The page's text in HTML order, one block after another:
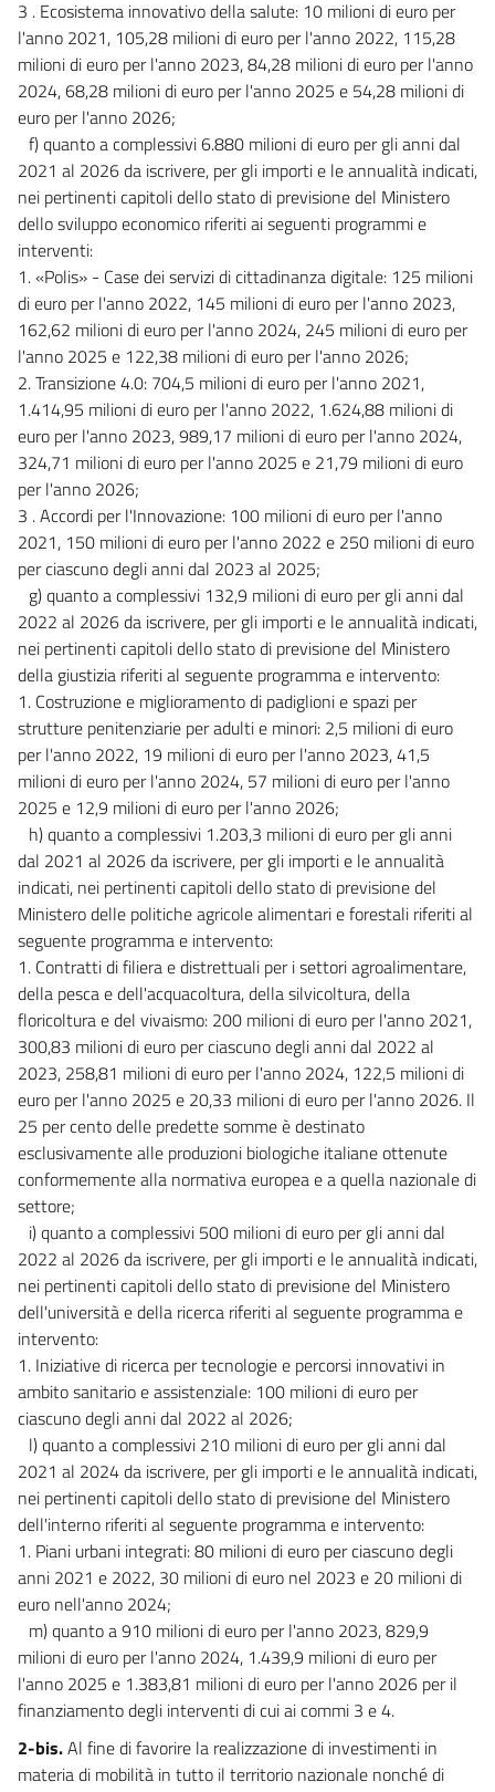
3 . Ecosistema innovativo della salute: 10 milioni di euro per
l'anno 2021, 105,28 milioni di euro per l'anno 2022, 115,28
milioni di euro per l'anno 2023, 84,28 milioni di euro per l'anno
2024, 68,28 milioni di euro per l'anno 2025 e 54,28 milioni di
euro per l'anno 2026;
f) quanto a complessivi 6.880 milioni di euro per gli anni dal
2021 al 2026 da iscrivere, per gli importi e le annualità indicati,
nei pertinenti capitoli dello stato di previsione del Ministero
dello sviluppo economico riferiti ai seguenti programmi e
interventi:
1. «Polis» - Case dei servizi di cittadinanza digitale: 125 milioni
di euro per l'anno 2022, 145 milioni di euro per l'anno 2023,
162,62 milioni di euro per l'anno 2024, 245 milioni di euro per
l'anno 2025 e 122,38 milioni di euro per l'anno 2026;
2. Transizione 4.0: 704,5 milioni di euro per l'anno 2021,
1.414,95 milioni di euro per l'anno 2022, 1.624,88 milioni di
euro per l'anno 2023, 989,17 milioni di euro per l'anno 2024,
324,71 milioni di euro per l'anno 2025 e 21,79 milioni di euro
per l'anno 2026;
3 . Accordi per l'Innovazione: 100 milioni di euro per l'anno
2021, 150 milioni di euro per l'anno 2022 e 250 milioni di euro
per ciascuno degli anni dal 2023 al 2025;
g) quanto a complessivi 132,9 milioni di euro per gli anni dal
2022 al 2026 da iscrivere, per gli importi e le annualità indicati,
nei pertinenti capitoli dello stato di previsione del Ministero
della giustizia riferiti al seguente programma e intervento:
1. Costruzione e miglioramento di padiglioni e spazi per
strutture penitenziarie per adulti e minori: 2,5 milioni di euro
per l'anno 2022, 19 milioni di euro per l'anno 2023, 41,5
milioni di euro per l'anno 2024, 57 milioni di euro per l'anno
2025 e 12,9 milioni di euro per l'anno 2026;
h) quanto a complessivi 1.203,3 milioni di euro per gli anni
dal 2021 al 2026 da iscrivere, per gli importi e le annualità
indicati, nei pertinenti capitoli dello stato di previsione del
Ministero delle politiche agricole alimentari e forestali riferiti al
seguente programma e intervento:
1. Contratti di filiera e distrettuali per i settori agroalimentare,
della pesca e dell'acquacoltura, della silvicoltura, della
floricoltura e del vivaismo: 200 milioni di euro per l'anno 2021,
300,83 milioni di euro per ciascuno degli anni dal 2022 al
2023, 258,81 milioni di euro per l'anno 2024, 122,5 milioni di
euro per l'anno 2025 e 20,33 milioni di euro per l'anno 2026. Il
25 per cento delle predette somme è destinato
esclusivamente alle produzioni biologiche italiane ottenute
conformemente alla normativa europea e a quella nazionale di
settore;
i) quanto a complessivi 500 milioni di euro per gli anni dal
2022 al 2026 da iscrivere, per gli importi e le annualità indicati,
nei pertinenti capitoli dello stato di previsione del Ministero
dell'università e della ricerca riferiti al seguente programma e
intervento:
1. Iniziative di ricerca per tecnologie e percorsi innovativi in
ambito sanitario e assistenziale: 100 milioni di euro per
ciascuno degli anni dal 2022 al 2026;
l) quanto a complessivi 210 milioni di euro per gli anni dal
2021 al 2024 da iscrivere, per gli importi e le annualità indicati,
nei pertinenti capitoli dello stato di previsione del Ministero
dell'interno riferiti al seguente programma e intervento:
1. Piani urbani integrati: 80 milioni di euro per ciascuno degli
anni 2021 e 2022, 30 milioni di euro nel 2023 e 20 milioni di
euro nell'anno 2024;
m) quanto a 910 milioni di euro per l'anno 2023, 829,9
milioni di euro per l'anno 2024, 1.439,9 milioni di euro per
l'anno 2025 e 1.383,81 milioni di euro per l'anno 2026 per il
finanziamento degli interventi di cui ai commi 3 e 4.
2-bis.Al fine di favorire la realizzazione di investimenti in
materia di mobilità in tutto il territorio nazionale nonché di